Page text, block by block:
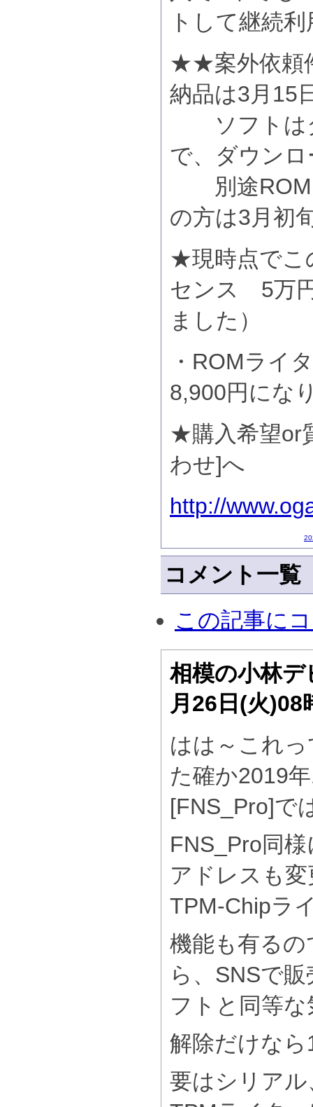
トして継続
★★案外依頼
納品は3月15
ソフトは
で、ダウン
別途ROM
の方は3月初
★現時点でこ
センス 5万
ました）
・ROMライ
8,900円にな
★購入希望or
わせ]へ
http://
コメント一覧
この記事に
相模の小林
月26日(火
はは～これ
た確か2019
[FNS_Pro]で
FNS_Pro同
アドレスも
TPM-Chipラ
機能も有る
ら、SNSで
フトと同等
解除だけな
要はシリア